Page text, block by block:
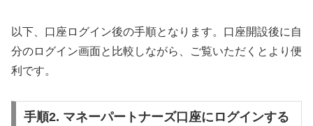
以下、口座ログイン後の手順となります。口座開設後に自
分のログイン画面と比較しながら、ご覧いただくとより便
利です。
手順2. マネーパートナーズ口座にログインする